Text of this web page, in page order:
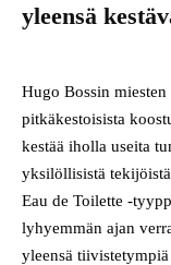
yleensä
Hugo Bossin
pitkäkestoisista
kestää iholla useita
yksilöllisistä
Eau de Toilette -
lyhyemmän ajan
yleensä